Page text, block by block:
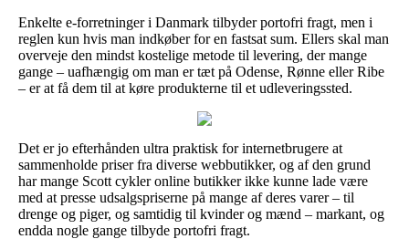
Enkelte e-forretninger i Danmark tilbyder portofri fragt, men i
reglen kun hvis man indkøber for en fastsat sum. Ellers skal man
overveje den mindst kostelige metode til levering, der mange
gange – uafhængig om man er tæt på Odense, Rønne eller Ribe
– er at få dem til at køre produkterne til et udleveringssted.
Det er jo efterhånden ultra praktisk for internetbrugere at
sammenholde priser fra diverse webbutikker, og af den grund
har mange Scott cykler online butikker ikke kunne lade være
med at presse udsalgspriserne på mange af deres varer – til
drenge og piger, og samtidig til kvinder og mænd – markant, og
endda nogle gange tilbyde portofri fragt.